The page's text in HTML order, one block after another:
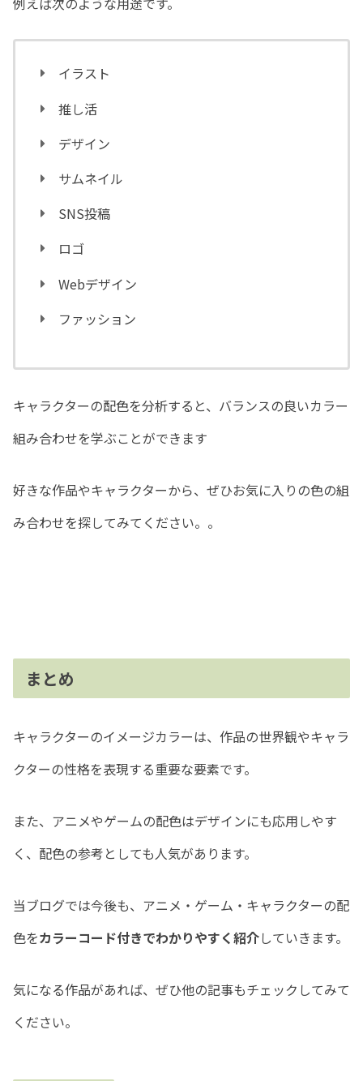
イラスト
推し活
デザイン
サムネイル
SNS投稿
ロゴ
Webデザイン
ファッション
キャラクターの配色を分析すると、バランスの良いカラー
組み合わせを学ぶことができます
好きな作品やキャラクターから、ぜひお気に入りの色の組
み合わせを探してみてください。。
まとめ
キャラクターのイメージカラーは、作品の世界観やキャラ
クターの性格を表現する重要な要素です。
また、アニメやゲームの配色はデザインにも応用しやす
く、配色の参考としても人気があります。
当ブログでは今後も、アニメ・ゲーム・キャラクターの配
色をカラーコード付きでわかりやすく紹介していきます。
気になる作品があれば、ぜひ他の記事もチェックしてみて
ください。